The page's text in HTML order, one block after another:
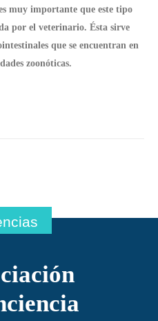
muy importante que este tipo
por el veterinario. Ésta sirve
que se encuentran en
zoonóticas.